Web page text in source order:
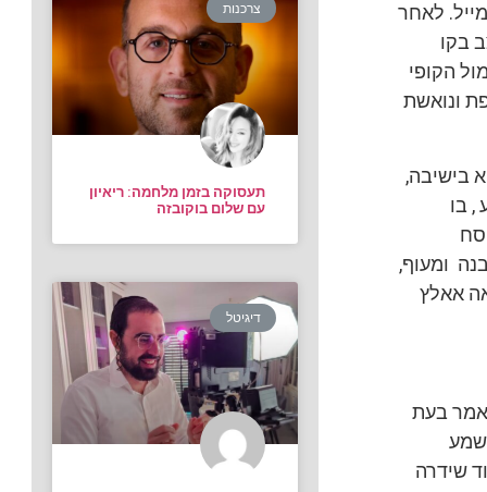
לאחר
בקו
הקופי
ונואשת
בישיבה,
, בו
ומעוף,
אאלץ
בעת
שידרה
צרכנות
תעסוקה בזמן מלחמה: ריאיון
עם שלום בוקובזה
דיגיטל